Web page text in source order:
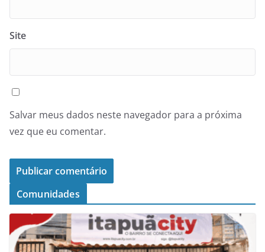
Site
Salvar meus dados neste navegador para a próxima
vez que eu comentar.
Comunidades